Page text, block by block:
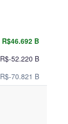
R$46.692 B
R$-52.220 B
R$-70.821 B